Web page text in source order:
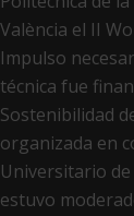
València el II
Impulso
técnica fue
Sostenibilidad
organizada en
Universitario de
estuvo